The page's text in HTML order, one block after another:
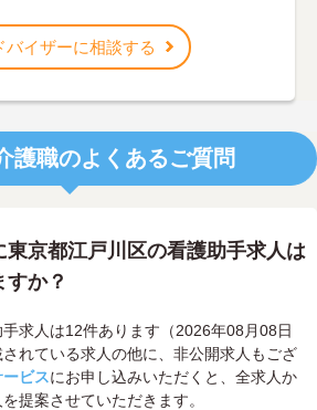
バイザーに相談する
護職のよくあるご質問
東京都江戸川区の看護助手求人は
すか？
求人は12件あります（2026年08月08日
れている求人の他に、非公開求人もござ
ビスにお申し込みいただくと、全求人か
提案させていただきます。